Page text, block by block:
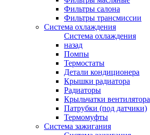
Фильтры салона
Фильтры трансмиссии
Система охлаждения
Система охлаждения
назад
Помпы
Термостаты
Детали кондиционера
Крышки радиатора
Радиаторы
Крыльчатки вентилятора
Патрубки (под датчики)
Термомуфты
Система зажигания